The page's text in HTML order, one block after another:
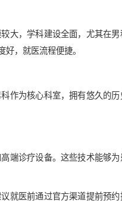
大，学科建设全面，尤其在
，就医流程便捷。
作为核心科室，拥有悠久的历
端诊疗设备。这些技术能够
就医前通过官方渠道提前预